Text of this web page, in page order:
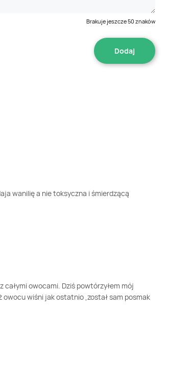
Brakuje jeszcze50 znaków
wanilię a nie toksyczna i śmierdzącą
owocami. Dziś powtórzyłem mój
owocu wiśni jak ostatnio ,został sam posmak